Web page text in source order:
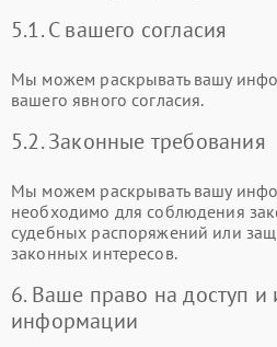
5.1. С вашего согласия
Мы можем раскрывать вашу
вашего явного согласия.
5.2. Законные требования
Мы можем раскрывать вашу
необходимо для соблюдения
судебных распоряжений или
законных интересов.
6. Ваше право на доступ и
информации